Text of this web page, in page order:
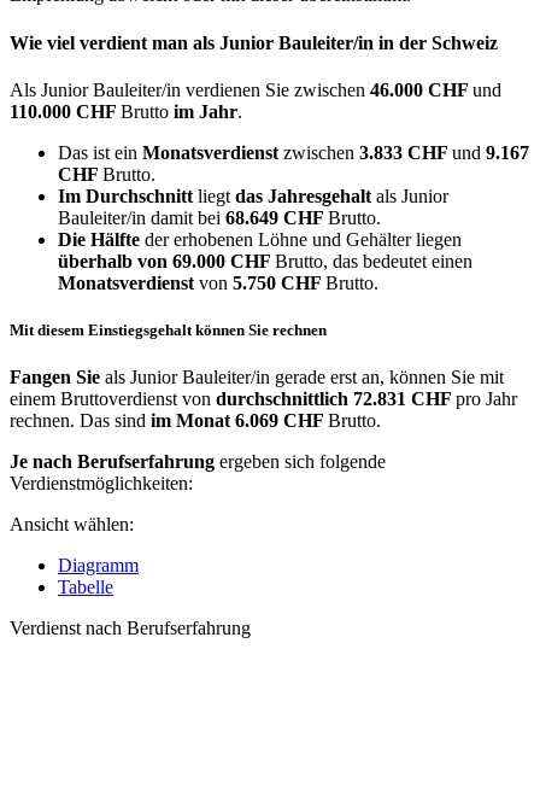
Wie viel verdient man als Junior Bauleiter/in in der Schweiz
Als Junior Bauleiter/in verdienen Sie zwischen 46.000 CHF und
110.000 CHF Brutto im Jahr.
Das ist ein Monatsverdienst zwischen 3.833 CHF und 9.167
CHF Brutto.
Im Durchschnitt liegt das Jahresgehalt als Junior
Bauleiter/in damit bei 68.649 CHF Brutto.
Die Hälfte der erhobenen Löhne und Gehälter liegen
überhalb von 69.000 CHF Brutto, das bedeutet einen
Monatsverdienst von 5.750 CHF Brutto.
Mit diesem Einstiegsgehalt können Sie rechnen
Fangen Sie als Junior Bauleiter/in gerade erst an, können Sie mit
einem Bruttoverdienst von durchschnittlich 72.831 CHF pro Jahr
rechnen. Das sind im Monat 6.069 CHF Brutto.
Je nach Berufserfahrung ergeben sich folgende
Verdienstmöglichkeiten:
Ansicht wählen:
Diagramm
Tabelle
Verdienst nach Berufserfahrung